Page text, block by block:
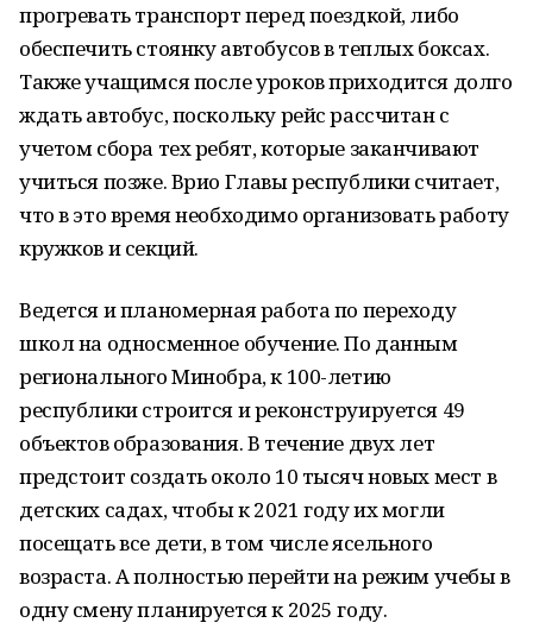
прогревать транспорт перед поездкой, либо
обеспечить стоянку автобусов в теплых боксах.
Также учащимся после уроков приходится долго
ждать автобус, поскольку рейс рассчитан с
учетом сбора тех ребят, которые заканчивают
учиться позже. Врио Главы республики считает,
что в это время необходимо организовать работу
кружков и секций.
Ведется и планомерная работа по переходу
школ на односменное обучение. По данным
регионального Минобра, к 100-летию
республики строится и реконструируется 49
объектов образования. В течение двух лет
предстоит создать около 10 тысяч новых мест в
детских садах, чтобы к 2021 году их могли
посещать все дети, в том числе ясельного
возраста. А полностью перейти на режим учебы в
одну смену планируется к 2025 году.